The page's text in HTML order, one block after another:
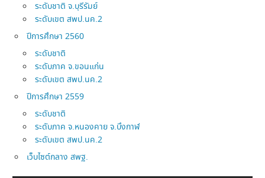
ระดับชาติ จ.บุรีรัมย์
ระดับเขต สพป.นค.2
ปีการศึกษา 2560
ระดับชาติ
ระดับภาค จ.ขอนแก่น
ระดับเขต สพป.นค.2
ปีการศึกษา 2559
ระดับชาติ
ระดับภาค จ.หนองคาย จ.บึงกาฬ
ระดับเขต สพป.นค.2
เว็บไซต์กลาง สพฐ.